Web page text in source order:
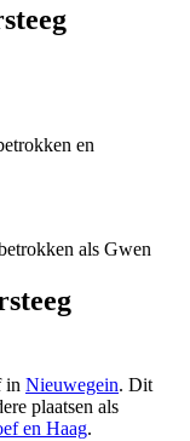
en
als Gwen
in Nieuwegein. Dit
plaatsen als
en Haag.